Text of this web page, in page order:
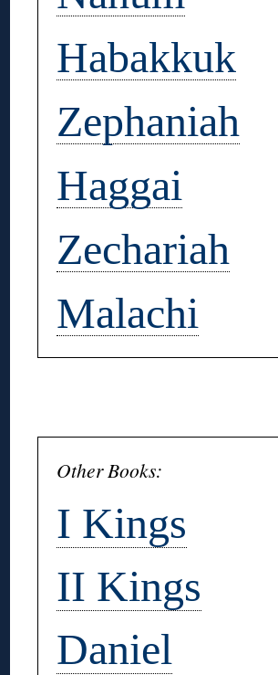
Habakkuk
Zephaniah
Haggai
Zechariah
Malachi
Other Books:
I Kings
II Kings
Daniel